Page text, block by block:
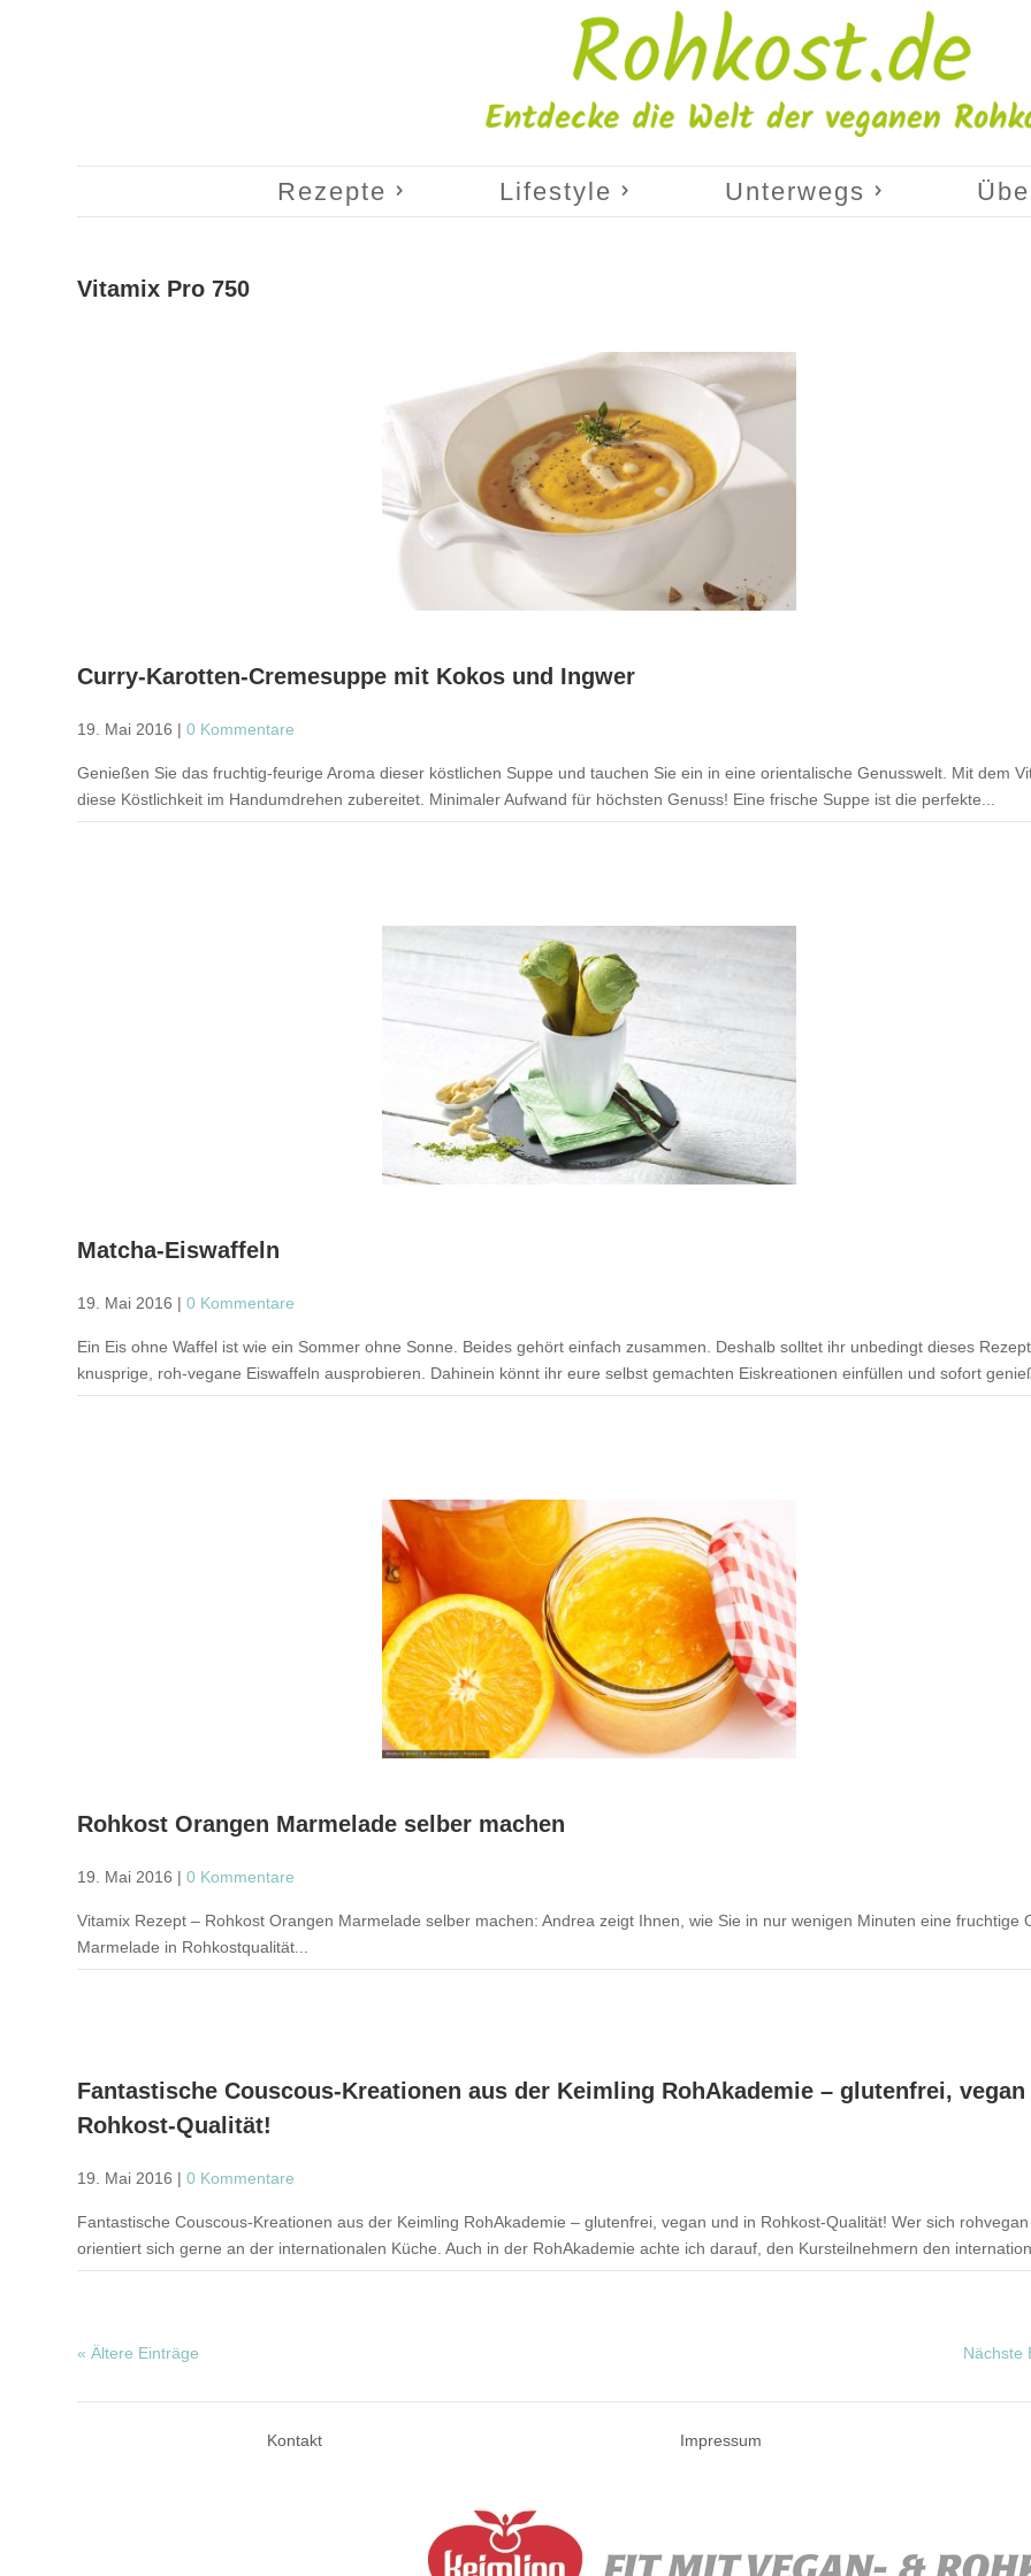
Rezepte Lifestyle Unterwegs
Vitamix Pro 750
Curry-Karotten-Cremesuppe mit Kokos und Ingwer
19. Mai 2016 |0 Kommentare
Genießen Sie das fruchtig-feurige Aroma dieser köstlichen Suppe und tauchen Sie ein in eine orientalische Genusswelt. Mit dem
diese Köstlichkeit im Handumdrehen zubereitet. Minimaler Aufwand für höchsten Genuss! Eine frische Suppe ist die perfekte...
Matcha-Eiswaffeln
19. Mai 2016 |0 Kommentare
Ein Eis ohne Waffel ist wie ein Sommer ohne Sonne. Beides gehört einfach zusammen. Deshalb solltet ihr unbedingt dieses
knusprige, roh-vegane Eiswaffeln ausprobieren. Dahinein könnt ihr eure selbst gemachten Eiskreationen einfüllen und sofort
Rohkost Orangen Marmelade selber machen
19. Mai 2016 |0 Kommentare
Vitamix Rezept – Rohkost Orangen Marmelade selber machen: Andrea zeigt Ihnen, wie Sie in nur wenigen Minuten eine fruchtige
Marmelade in Rohkostqualität...
Fantastische Couscous-Kreationen aus der Keimling RohAkademie – glutenfrei,
Rohkost-Qualität!
19. Mai 2016 |0 Kommentare
Fantastische Couscous-Kreationen aus der Keimling RohAkademie – glutenfrei, vegan und in Rohkost-Qualität! Wer sich rohvegan
orientiert sich gerne an der internationalen Küche. Auch in der RohAkademie achte ich darauf, den Kursteilnehmern den
« Ältere Einträge Nächste
Kontakt Impressum